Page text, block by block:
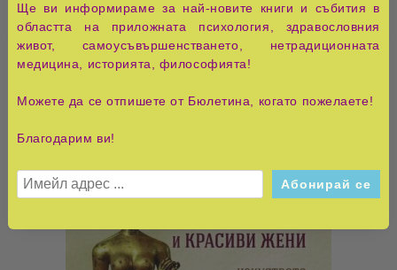
Ще ви информираме за най-новите книги и събития в
областта на приложната психология, здравословния
живот, самоусъвършенстването, нетрадиционната
медицина, историята, философията!
Можете да се отпишете от Бюлетина, когато пожелаете!
Благодарим ви!